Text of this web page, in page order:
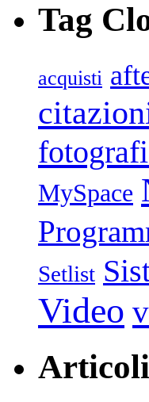
Tag
acquisti
MySpace
Setlist
Video